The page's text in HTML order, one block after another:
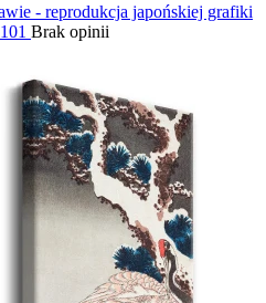
- reprodukcja japońskiej grafiki
Brak opinii